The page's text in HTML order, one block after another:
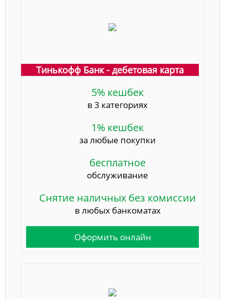
Тинькофф Банк - дебетовая карта
5% кешбек
в 3 категориях
1% кешбек
за любые покупки
бесплатное
обслуживание
Снятие наличных без комиссии
в любых банкоматах
Оформить онлайн